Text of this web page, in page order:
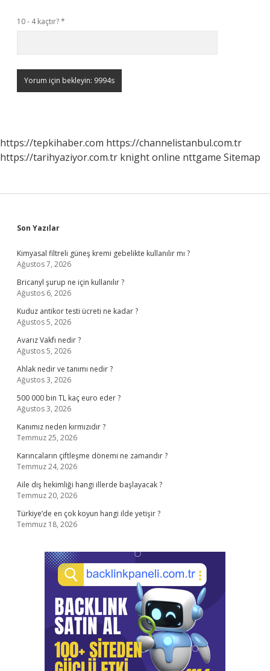
10 - 4 kaçtır?*
https://tepkihaber.com https://channelistanbul.com.tr
https://tarihyaziyor.com.tr knight online nttgame Sitemap
Sidebar
Son Yazılar
Kimyasal filtreli güneş kremi gebelikte kullanılır mı ?
Ağustos 7, 2026
Bricanyl şurup ne için kullanılır ?
Ağustos 6, 2026
Kuduz antikor testi ücreti ne kadar ?
Ağustos 5, 2026
Avarız Vakfı nedir ?
Ağustos 5, 2026
Ahlak nedir ve tanımı nedir ?
Ağustos 3, 2026
500 000 bin TL kaç euro eder ?
Ağustos 3, 2026
Kanımız neden kırmızıdır ?
Temmuz 25, 2026
Karıncaların çiftleşme dönemi ne zamandır ?
Temmuz 24, 2026
Aile diş hekimliği hangi illerde başlayacak ?
Temmuz 20, 2026
Türkiye’de en çok koyun hangi ilde yetişir ?
Temmuz 18, 2026